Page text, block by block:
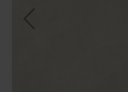
Previous